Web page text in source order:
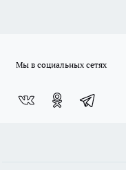
Мы в социальных сетях